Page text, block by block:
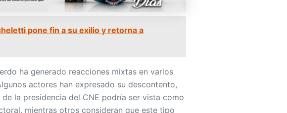
pone fin a su exilio y retorna a
ha generado reacciones mixtas en varios
actores han expresado su descontento,
la presidencia del CNE podría ser vista como
mientras otros consideran que este tipo